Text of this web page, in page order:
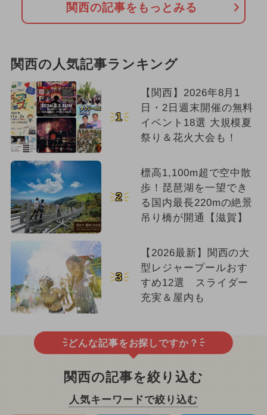
関西の記事をもっとみる
関西の人気記事ランキング
1
【関西】2026年8月1
日・2日週末開催の無料
イベント18選 大規模夏
祭り＆花火大会も！
2
標高1,100m超で空中散
歩！琵琶湖を一望でき
る国内最長220mの絶景
吊り橋が開通【滋賀】
3
【2026最新】関西の大
型レジャープールおす
すめ12選 スライダー
充実＆屋内も
どんな記事をお探しですか？
関西の記事を絞り込む
人気キーワードで絞り込む